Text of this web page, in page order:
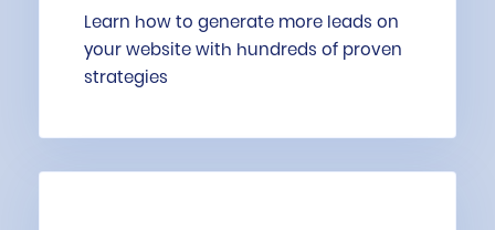
Learn how to generate more leads on
your website with hundreds of proven
strategies